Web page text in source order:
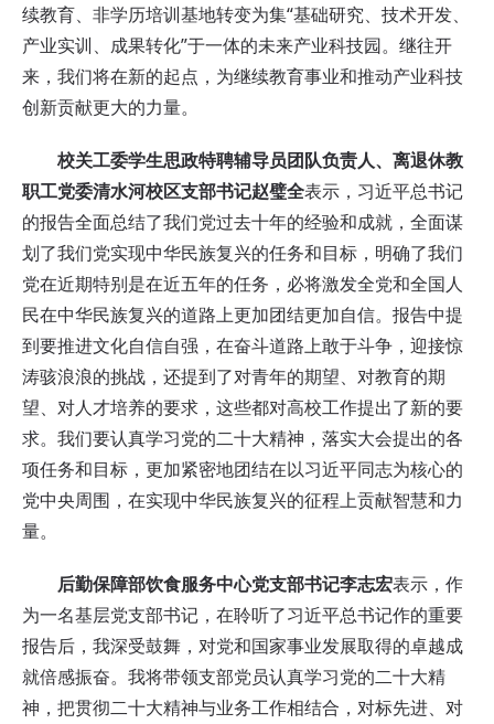
续教育、非学历培训基地转变为集“基础研究、技术开发、
产业实训、成果转化”于一体的未来产业科技园。继往开
来，我们将在新的起点，为继续教育事业和推动产业科技
创新贡献更大的力量。
校关工委学生思政特聘辅导员团队负责人、离退休教
职工党委清水河校区支部书记赵璧全表示，习近平总书记
的报告全面总结了我们党过去十年的经验和成就，全面谋
划了我们党实现中华民族复兴的任务和目标，明确了我们
党在近期特别是在近五年的任务，必将激发全党和全国人
民在中华民族复兴的道路上更加团结更加自信。报告中提
到要推进文化自信自强，在奋斗道路上敢于斗争，迎接惊
涛骇浪浪的挑战，还提到了对青年的期望、对教育的期
望、对人才培养的要求，这些都对高校工作提出了新的要
求。我们要认真学习党的二十大精神，落实大会提出的各
项任务和目标，更加紧密地团结在以习近平同志为核心的
党中央周围，在实现中华民族复兴的征程上贡献智慧和力
量。
后勤保障部饮食服务中心党支部书记李志宏表示，作
为一名基层党支部书记，在聆听了习近平总书记作的重要
报告后，我深受鼓舞，对党和国家事业发展取得的卓越成
就倍感振奋。我将带领支部党员认真学习党的二十大精
神，把贯彻二十大精神与业务工作相结合，对标先进、对